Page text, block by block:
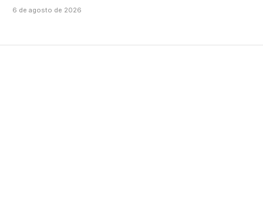
6 de agosto de 2026